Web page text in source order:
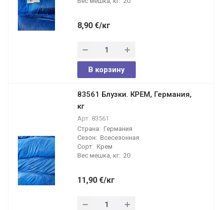
8,90 €/кг
В корзину
83561 Блузки. КРЕМ, Германия,
кг
Арт. 83561
Страна: Германия
Сезон: Всесезонная
Сорт: Крем
Вес мешка, кг: 20
11,90 €/кг